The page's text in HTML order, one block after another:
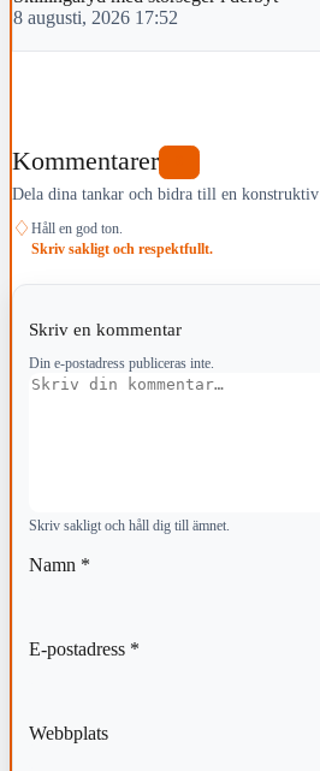
8 augusti, 2026 17:52
Kommentarer
Dela dina tankar och bidra till en konstruktiv
♢ Håll en god ton.
Skriv sakligt och respektfullt.
Skriv en kommentar
Din e-postadress publiceras inte.
Kommentar
Skriv sakligt och håll dig till ämnet.
Namn *
E-postadress *
Webbplats